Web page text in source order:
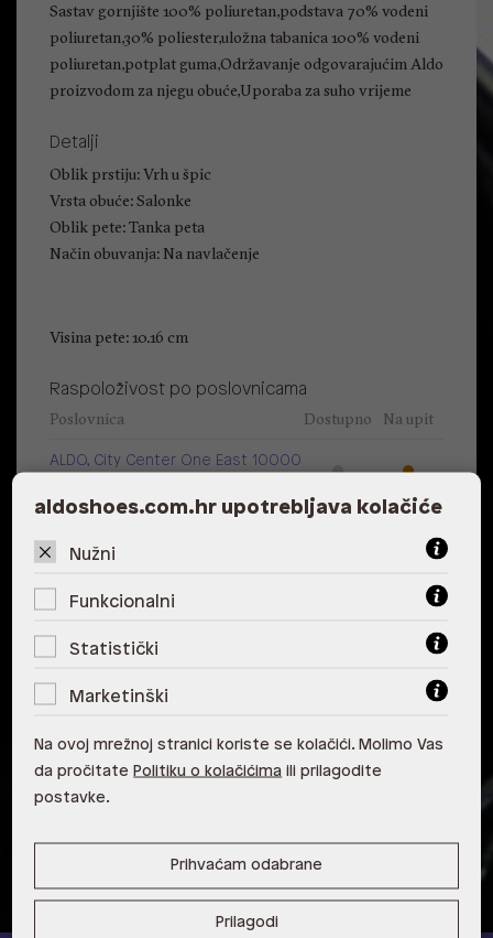
Sastav gornjište 100% poliuretan,podstava 70% vodeni
poliuretan,30% poliester,uložna tabanica 100% vodeni
poliuretan,potplat guma,Održavanje odgovarajućim Aldo
proizvodom za njegu obuće,Uporaba za suho vrijeme
Detalji
Oblik prstiju: Vrh u špic
Vrsta obuće: Salonke
Oblik pete: Tanka peta
Način obuvanja: Na navlačenje
Visina pete: 10.16 cm
Raspoloživost po poslovnicama
Poslovnica Dostupno Na upit
ALDO, City Center One East 10000
10000 Zagreb
ALDO, Arena Centar 10020 Zagreb
ALDO, Mall of Split Split
ALDO, City Center One Split 21000
Split
ALDO, Tower Centar 51000 Rijeka
ALDO, Supernova Zadar Zadar
aldoshoes.com.hr upotrebljava kolačiće
Nužni
Funkcionalni
Statistički
Marketinški
Na ovoj mrežnoj stranici koriste se kolačići. Molimo Vas
da pročitate Politiku o kolačićima ili prilagodite
postavke.
Prihvaćam odabrane
Prilagodi